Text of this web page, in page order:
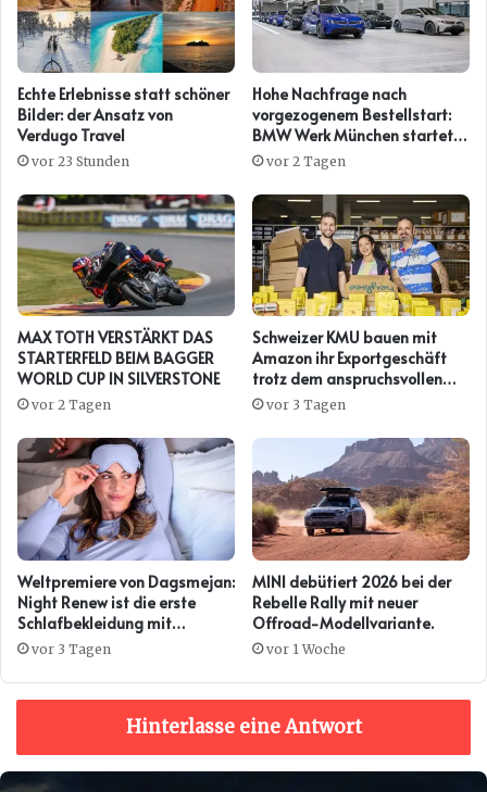
Echte Erlebnisse statt schöner
Bilder: der Ansatz von
Verdugo Travel
vor 23 Stunden
Hohe Nachfrage nach
vorgezogenem Bestellstart:
BMW Werk München startet
mit steiler Anlaufkurve die
Serienproduktion des BMW
i3*
vor 2 Tagen
MAX TOTH VERSTÄRKT DAS
STARTERFELD BEIM BAGGER
WORLD CUP IN SILVERSTONE
vor 2 Tagen
Schweizer KMU bauen mit
Amazon ihr Exportgeschäft
trotz dem anspruchsvollen
Umfeld weiter aus
vor 3 Tagen
Weltpremiere von Dagsmejan:
Night Renew ist die erste
Schlafbekleidung mit
Kollagenwirkung
vor 3 Tagen
MINI debütiert 2026 bei der
Rebelle Rally mit neuer
Offroad-Modellvariante.
vor 1 Woche
Hinterlasse eine Antwort